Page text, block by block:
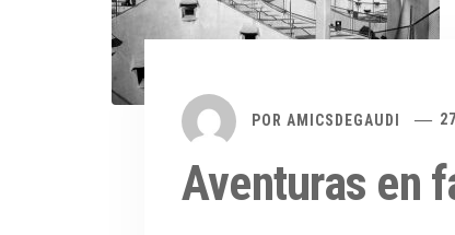
POR AMICSDEGAUDI
Aventuras en